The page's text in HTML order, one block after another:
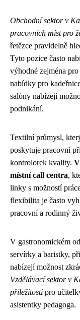
Obchodní sektor v
pracovních míst pro
řetězce pravidelně
Tyto pozice často
výhodné zejména
nabídky pro
salóny nabízejí
podnikání.
Textilní průmysl,
poskytuje pracovní
kontrolorek kvality.
místní call centra,
linky s možností
flexibilita je často
pracovní a rodinný
V gastronomickém
servírky a baristky,
nabízejí možnost
Vzdělávací sektor v
příležitosti pro
asistentky pedagoga.